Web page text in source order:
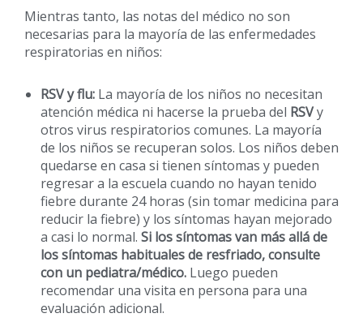
Mientras tanto, las notas del médico no son
necesarias para la mayoría de las enfermedades
respiratorias en niños:
RSVy flu: La mayoría de los niños no necesitan
atención médica ni hacerse la prueba del RSVy
otros virus respiratorios comunes. La mayoría
de los niños se recuperan solos. Los niños deben
quedarse en casa si tienen síntomas y pueden
regresar a la escuela cuando no hayan tenido
fiebre durante 24 horas (sin tomar medicina para
reducir la fiebre) y los síntomas hayan mejorado
a casi lo normal. Si los síntomas van más allá de
los síntomas habituales de resfriado, consulte
con un pediatra/médico. Luego pueden
recomendar una visita en persona para una
evaluación adicional.